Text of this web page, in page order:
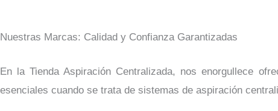
Nuestras Marcas: Calidad y Confianza Garantizadas
En la Tienda Aspiración Centralizada, nos enorgullece
esenciales cuando se trata de sistemas de aspiración